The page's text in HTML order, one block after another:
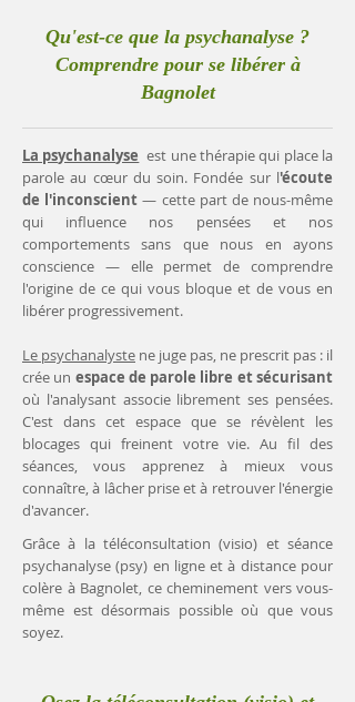
Qu'est-ce que la psychanalyse ?
Comprendre pour se libérer à
Bagnolet
La psychanalyse est une thérapie qui place la
parole au cœur du soin. Fondée sur l'écoute
de l'inconscient— cette part de nous-même
qui influence nos pensées et nos
comportements sans que nous en ayons
conscience — elle permet de comprendre
l'origine de ce qui vous bloque et de vous en
libérer progressivement.
Le psychanalyste ne juge pas, ne prescrit pas : il
crée un espace de parole libre et sécurisant
où l'analysant associe librement ses pensées.
C'est dans cet espace que se révèlent les
blocages qui freinent votre vie. Au fil des
séances, vous apprenez à mieux vous
connaître, à lâcher prise et à retrouver l'énergie
d'avancer.
Grâce à la téléconsultation (visio) et séance
psychanalyse (psy) en ligne et à distance pour
colère à Bagnolet, ce cheminement vers vous-
même est désormais possible où que vous
soyez.